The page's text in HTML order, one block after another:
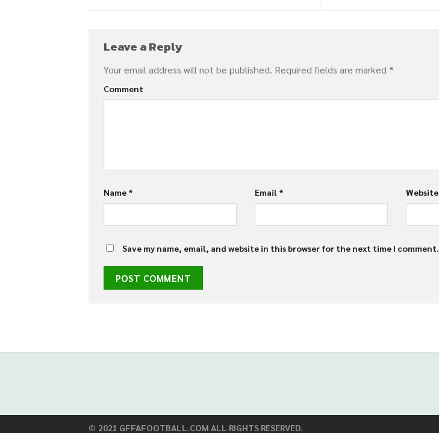
Leave a Reply
Your email address will not be published. Required fields are marked *
Comment
Name * Email * Website
Save my name, email, and website in this browser for the next time I comment.
© 2021 GFFAFOOTBALL.COM ALL RIGHTS RESERVED.